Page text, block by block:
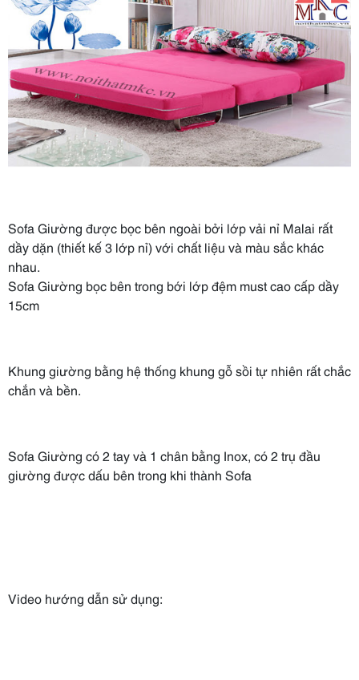
Sofa Giường được bọc bên ngoài bởi lớp vải nỉ Malai rất
dầy dặn (thiết kế 3 lớp nỉ) với chất liệu và màu sắc khác
nhau.
Sofa Giường bọc bên trong bới lớp đệm must cao cấp dầy
15cm
Khung giường bằng hệ thống khung gỗ sồi tự nhiên rất chắc
chắn và bền.
Sofa Giường có 2 tay và 1 chân bằng Inox, có 2 trụ đầu
giường được dấu bên trong khi thành Sofa
Video hướng dẫn sử dụng: